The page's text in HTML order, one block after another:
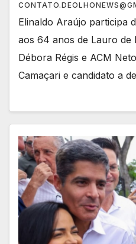
Elinaldo Araújo participa
aos 64 anos de Lauro de
Débora Régis e ACM
Camaçari e candidato a